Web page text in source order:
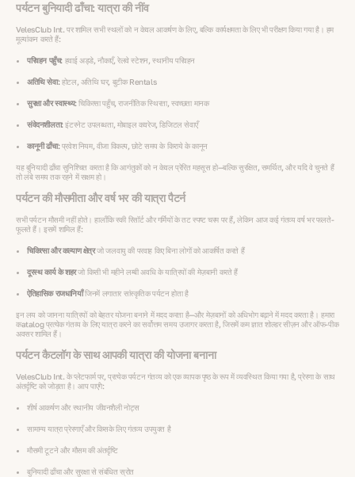
पर्यटन बुनियादी ढाँचा: यात्रा की नींव
VelesClub Int. पर शामिल सभी स्थलों को न केवल आकर्षण के लिए, बल्कि कार्यक्षमता के लिए भी परीक्षण किया गया है। हम
मूल्यांकन करते हैं:
परिवहन पहुँच: हवाई अड्डे, नौकाएँ, रेलवे स्टेशन, स्थानीय परिवहन
अतिथि सेवा:होटल, अतिथि घर, बुटीक Rentals
सुरक्षा और स्वास्थ्य:चिकित्सा पहुँच, राजनीतिक स्थिरता, स्वच्छता मानक
संवेदनशीलता:इंटरनेट उपलब्धता, मोबाइल कवरेज, डिजिटल सेवाएँ
कानूनी ढाँचा:प्रवेश नियम, वीजा विकल्प, छोटे समय के किराये के कानून
यह बुनियादी ढाँचा सुनिश्चित करता है कि आगंतुकों को न केवल प्रेरित महसूस हो—बल्कि सुरक्षित, समर्थित, और यदि वे चुनते हैं
तो लंबे समय तक रहने में सक्षम हो।
पर्यटन की मौसमीता और वर्ष भर की यात्रा पैटर्न
सभी पर्यटन मौसमी नहीं होते। हालाँकि स्की रिसॉर्ट और गर्मियों के तट स्पष्ट चरम पर हैं, लेकिन आज कई गंतव्य वर्ष भर फलते-
फूलते हैं। इसमें शामिल हैं:
चिकित्सा और कल्याण क्षेत्रजो जलवायु की परवाह किए बिना लोगों को आकर्षित करते हैं
दूरस्थ कार्य के शहरजो किसी भी महीने लम्बी अवधि के यात्रियों की मेज़बानी करते हैं
ऐतिहासिक राजधानियाँजिनमें लगातार सांस्कृतिक पर्यटन होता है
इन लय को जानना यात्रियों को बेहतर योजना बनाने में मदद करता है—और मेज़बानों को अधिभोग बढ़ाने में मदद करता है। हमारा
कatalog प्रत्येक गंतव्य के लिए यात्रा करने का सर्वोत्तम समय उजागर करता है, जिसमें कम ज्ञात शोल्डर सीज़न और ऑफ-पीक
अवसर शामिल हैं।
पर्यटन कैटलॉग के साथ आपकी यात्रा की योजना बनाना
VelesClub Int. के प्लेटफार्म पर, प्रत्येक पर्यटन गंतव्य को एक व्यापक पृष्ठ के रूप में व्यवस्थित किया गया है, प्रेरणा के साथ
अंतर्दृष्टि को जोड़ता है। आप पाएंगे:
शीर्ष आकर्षण और स्थानीय जीवनशैली नोट्स
सामान्य यात्रा प्रेरणाएँ और किसके लिए गंतव्य उपयुक्त है
मौसमी टूटने और मौसम की अंतर्दृष्टि
बुनियादी ढाँचा और सुरक्षा से संबंधित स्रोत